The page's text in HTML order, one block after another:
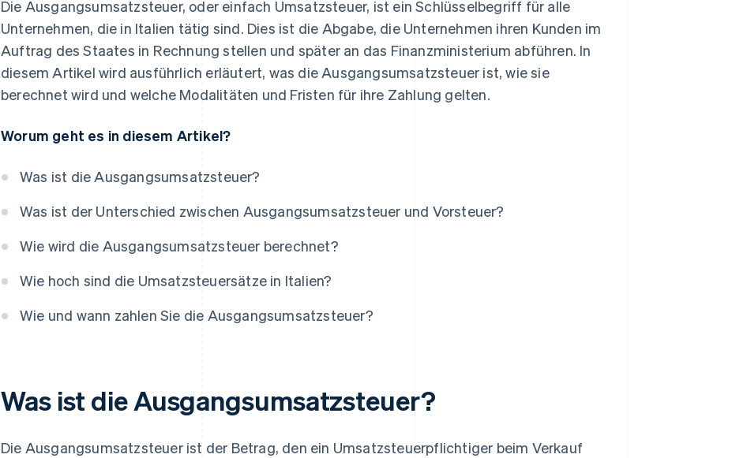
Die Ausgangsumsatzsteuer, oder einfach Umsatzsteuer, ist ein Schlüsselbegriff für alle
Unternehmen, die in Italien tätig sind. Dies ist die Abgabe, die Unternehmen ihren Kunden im
Auftrag des Staates in Rechnung stellen und später an das Finanzministerium abführen. In
diesem Artikel wird ausführlich erläutert, was die Ausgangsumsatzsteuer ist, wie sie
berechnet wird und welche Modalitäten und Fristen für ihre Zahlung gelten.
Worum geht es in diesem Artikel?
Was ist die Ausgangsumsatzsteuer?
Was ist der Unterschied zwischen Ausgangsumsatzsteuer und Vorsteuer?
Wie wird die Ausgangsumsatzsteuer berechnet?
Wie hoch sind die Umsatzsteuersätze in Italien?
Wie und wann zahlen Sie die Ausgangsumsatzsteuer?
Was ist die Ausgangsumsatzsteuer?
Die Ausgangsumsatzsteuer ist der Betrag, den ein Umsatzsteuerpflichtiger beim Verkauf